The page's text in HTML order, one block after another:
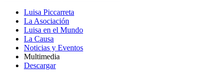
Luisa Piccarreta
La Asociación
Luisa en el Mundo
La Causa
Noticias y Eventos
Multimedia
Descargar